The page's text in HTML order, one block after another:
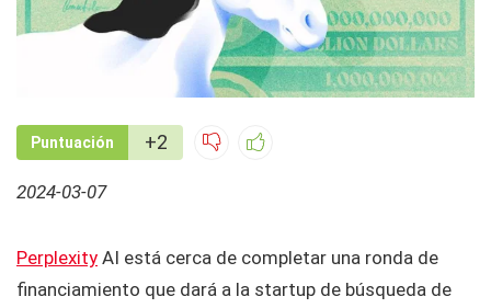
Puntuación +2
2024-03-07
Perplexity AI está cerca de completar una ronda de
financiamiento que dará a la startup de búsqueda de